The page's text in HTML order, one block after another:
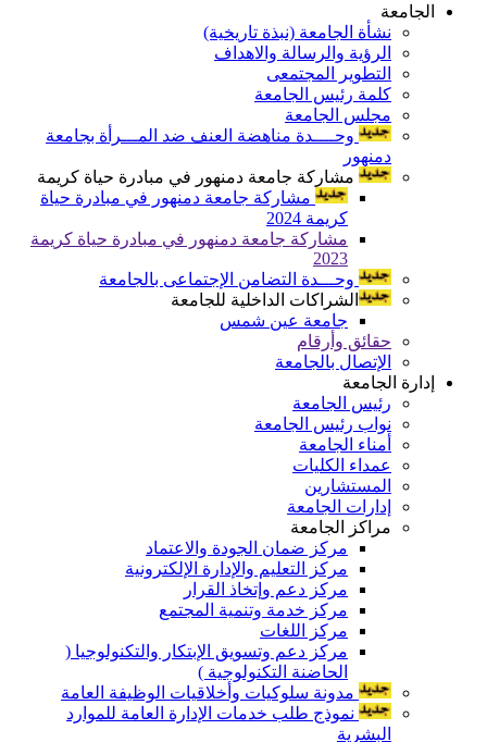
الجامعة
نشأة الجامعة (نبذة تاريخية)
الرؤية والرسالة والاهداف
التطوير المجتمعى
كلمة رئيس الجامعة
مجلس الجامعة
وحــــدة مناهضة العنف ضد المـــرأة بجامعة
دمنهور
مشاركة جامعة دمنهور في مبادرة حياة كريمة
مشاركة جامعة دمنهور في مبادرة حياة
كريمة 2024
مشاركة جامعة دمنهور في مبادرة حياة كريمة
2023
وحـــدة التضامن الإجتماعى بالجامعة
الشراكات الداخلية للجامعة
جامعة عين شمس
حقائق وأرقام
الإتصال بالجامعة
إدارة الجامعة
رئيس الجامعة
نواب رئيس الجامعة
أمناء الجامعة
عمداء الكليات
المستشارين
إدارات الجامعة
مراكز الجامعة
مركز ضمان الجودة والاعتماد
مركز التعليم والإدارة الإلكترونية
مركز دعم وإتخاذ القرار
مركز خدمة وتنمية المجتمع
مركز اللغات
مركز دعم وتسويق الإبتكار والتكنولوجيا (
الحاضنة التكنولوجية )
مدونة سلوكيات وأخلاقيات الوظيفة العامة
نموذج طلب خدمات الإدارة العامة للموارد
البشرية